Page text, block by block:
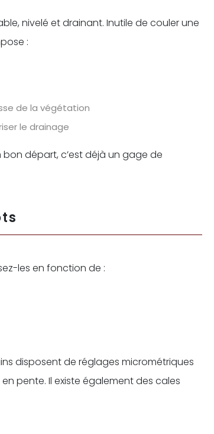
nivelé et drainant. Inutile de couler une
:
de la végétation
le drainage
départ, c’est déjà un gage de
les en fonction de :
disposent de réglages micrométriques
pente. Il existe également des cales